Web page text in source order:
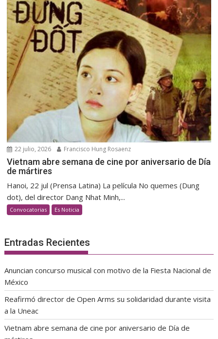
22 julio, 2026 Francisco Hung Rosaenz
Vietnam abre semana de cine por aniversario de Día
de mártires
Hanoi, 22 jul (Prensa Latina) La película No quemes (Dung
dot), del director Dang Nhat Minh,...
Convocatorias Es Noticia
Entradas Recientes
Anuncian concurso musical con motivo de la Fiesta Nacional de
México
Reafirmó director de Open Arms su solidaridad durante visita
a la Uneac
Vietnam abre semana de cine por aniversario de Día de